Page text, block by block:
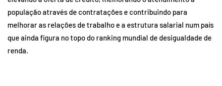
população através de contratações e contribuindo para
melhorar as relações de trabalho e a estrutura salarial num país
que ainda figura no topo do ranking mundial de desigualdade de
renda.